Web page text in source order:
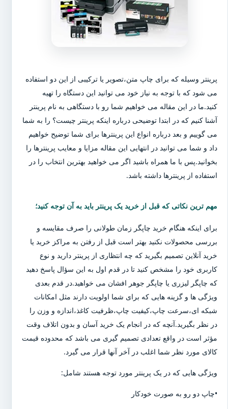
پرینتر وسیله که برای چاپ متن،تصویر یا ترکیبی از این دو استفاده
می شود که با توجه به نیاز خود می توانید این دستگاه را تهیه
کنید.ما در این مقاله می خواهیم شما رو با دستگاهی به نام پرینتر
آشنا کنیم که در ابتدا توضیحی درباره اینکه پرینتر چیست؟ را به شما
می گوییم و بعد درباره انواع این پرینترها برای شما توضیح خواهیم
داد و شما می توانید در انتهایی این مقاله مزایا و معایب پرینترها را
بخوانید.پس با ما همراه باشید اگر می خواهید بهترین انتخاب را در
استفاده از پرینترها داشته باشد.
مهم ترین نکاتی که قبل از خرید یک پرینتر باید به آن توجه کنید؛
برای اینکه هنگام خرید چاپگر زمان طولانی را صرف مقایسه و
بررسی محصولات نکنید بهتر است قبل از رفتن به مراکز خرید یا
خرید آنلاین تصمیم بگیرید که چه انتظاری از پرینتر دارید و نوع
کاربری خود را مشخص کنید تا در قدم اول به این سؤال پاسخ دهید
که چاپگر لیزری یا چاپگر جوهر افشان می خواهید.در قدم بعدی
ویژگی ها و گزینه هایی که برای شما اولویت دارند مثل امکانات
شبکه ای،سرعت چاپ،کیفیت چاپ،ظرفیت کاغذ،اندازه و وزن را
در نظر بگیرید.آنچه که در انجام یک خرید آسان و بدون اتلاف وقت
مؤثر است در واقع تعدادی تصمیم گیری می باشد که محدوده قیمت
کالای مورد نظر شما اغلب در آخر آنها قرار می گیرد.
ویژگی هایی که در یک پرینتر مورد توجه هستند شامل:
•چاپ دو رو به صورت خودکار